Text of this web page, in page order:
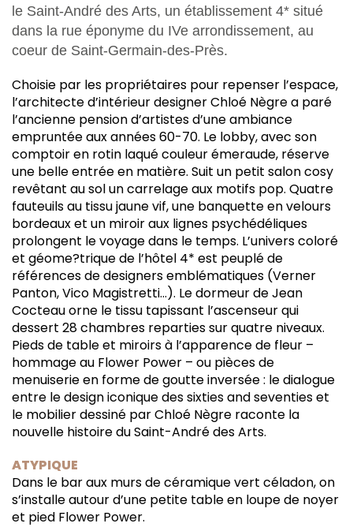
le Saint-André des Arts, un établissement 4* situé
dans la rue éponyme du IVe arrondissement, au
coeur de Saint-Germain-des-Près.
Choisie par les propriétaires pour repenser l’espace,
l’architecte d’intérieur designer Chloé Nègre a paré
l’ancienne pension d’artistes d’une ambiance
empruntée aux années 60-70. Le lobby, avec son
comptoir en rotin laqué couleur émeraude, réserve
une belle entrée en matière. Suit un petit salon cosy
revêtant au sol un carrelage aux motifs pop. Quatre
fauteuils au tissu jaune vif, une banquette en velours
bordeaux et un miroir aux lignes psychédéliques
prolongent le voyage dans le temps. L’univers coloré
et géome?trique de l’hôtel 4* est peuplé de
références de designers emblématiques (Verner
Panton, Vico Magistretti…). Le dormeur de Jean
Cocteau orne le tissu tapissant l’ascenseur qui
dessert 28 chambres reparties sur quatre niveaux.
Pieds de table et miroirs à l’apparence de fleur –
hommage au Flower Power – ou pièces de
menuiserie en forme de goutte inversée : le dialogue
entre le design iconique des sixties and seventies et
le mobilier dessiné par Chloé Nègre raconte la
nouvelle histoire du Saint-André des Arts.
ATYPIQUE
Dans le bar aux murs de céramique vert céladon, on
s’installe autour d’une petite table en loupe de noyer
et pied Flower Power.